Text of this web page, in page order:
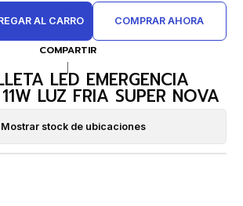
AL CARRO COMPRAR AHORA
COMPARTIR
LED EMERGENCIA
LUZ FRIA SUPER NOVA
Mostrar stock de ubicaciones